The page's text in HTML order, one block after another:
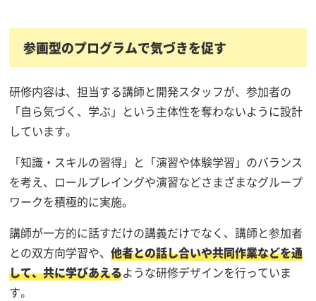
参画型のプログラムで気づきを促す
研修内容は、担当する講師と開発スタッフが、参加者の
「自ら気づく、学ぶ」という主体性を奪わないように設計
しています。
「知識・スキルの習得」と「演習や体験学習」のバランス
を考え、ロールプレイングや演習などさまざまなグループ
ワークを積極的に実施。
講師が一方的に話すだけの講義だけでなく、講師と参加者
との双方向学習や、他者との話し合いや共同作業などを通
して、共に学びあえるような研修デザインを行っていま
す。